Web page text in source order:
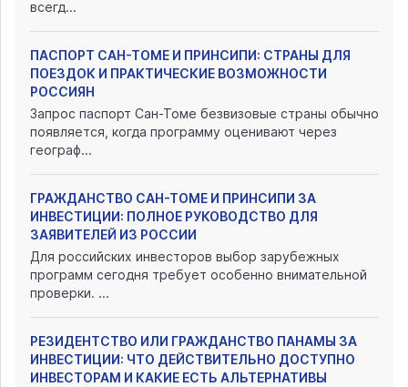
всегд...
ПАСПОРТ САН-ТОМЕ И ПРИНСИПИ: СТРАНЫ ДЛЯ
ПОЕЗДОК И ПРАКТИЧЕСКИЕ ВОЗМОЖНОСТИ
РОССИЯН
Запрос паспорт Сан-Томе безвизовые страны обычно
появляется, когда программу оценивают через
географ...
ГРАЖДАНСТВО САН-ТОМЕ И ПРИНСИПИ ЗА
ИНВЕСТИЦИИ: ПОЛНОЕ РУКОВОДСТВО ДЛЯ
ЗАЯВИТЕЛЕЙ ИЗ РОССИИ
Для российских инвесторов выбор зарубежных
программ сегодня требует особенно внимательной
проверки. ...
РЕЗИДЕНТСТВО ИЛИ ГРАЖДАНСТВО ПАНАМЫ ЗА
ИНВЕСТИЦИИ: ЧТО ДЕЙСТВИТЕЛЬНО ДОСТУПНО
ИНВЕСТОРАМ И КАКИЕ ЕСТЬ АЛЬТЕРНАТИВЫ